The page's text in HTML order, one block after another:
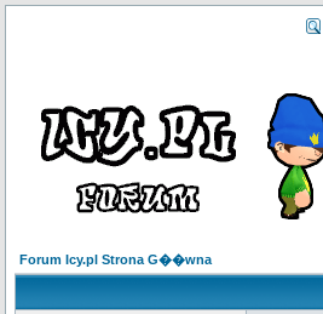
Forum Icy.pl Strona G��wna